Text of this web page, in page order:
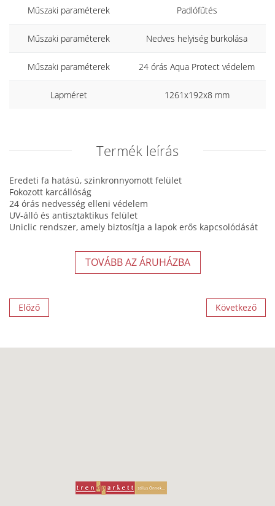
Műszaki paraméterek Padlófűtés
Műszaki paraméterek Nedves helyiség burkolása
Műszaki paraméterek 24 órás Aqua Protect védelem
Lapméret 1261x192x8 mm
Termék leírás
Eredeti fa hatású, szinkronnyomott felület
Fokozott karcállóság
24 órás nedvesség elleni védelem
UV-álló és antisztaktikus felület
Uniclic rendszer, amely biztosítja a lapok erős kapcsolódását
TOVÁBB AZ ÁRUHÁZBA
Előző Következő